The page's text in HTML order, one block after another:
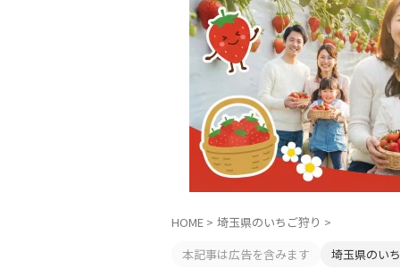
HOME > 埼玉県のいちご狩り >
本記事は広告を含みます
埼玉県のい